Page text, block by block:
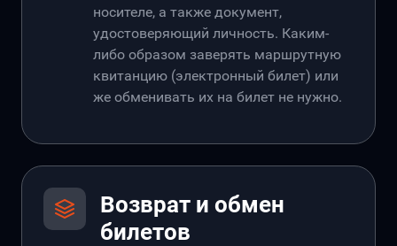
носителе, а также документ,
удостоверяющий личность. Каким-
либо образом заверять маршрутную
квитанцию (электронный билет) или
же обменивать их на билет не нужно.
Возврат и обмен
билетов